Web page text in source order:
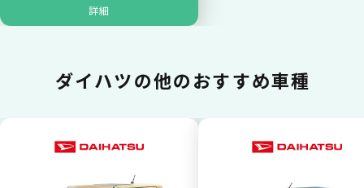
詳細
ダイハツの他のおすすめ車種